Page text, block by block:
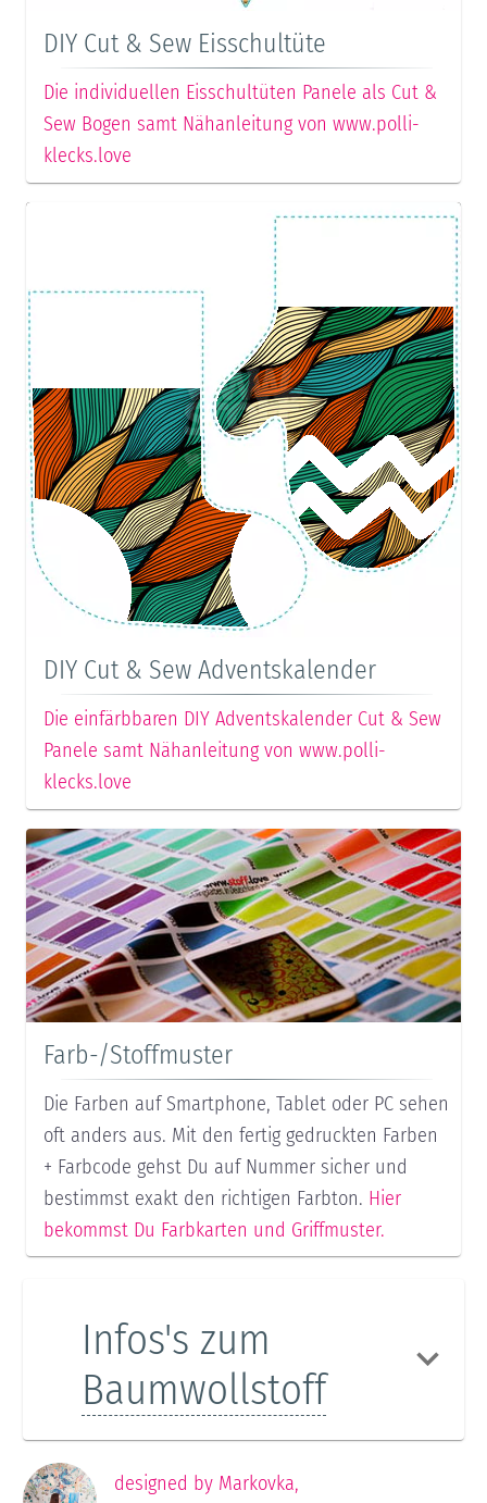
DIY Cut & Sew Eisschultüte
Die individuellen Eisschultüten Panele als Cut &
Sew Bogen samt Nähanleitung von www.polli-
klecks.love
DIY Cut & Sew Adventskalender
Die einfärbbaren DIY Adventskalender Cut & Sew
Panele samt Nähanleitung von www.polli-
klecks.love
Farb-/Stoffmuster
Die Farben auf Smartphone, Tablet oder PC sehen
oft anders aus. Mit den fertig gedruckten Farben
+ Farbcode gehst Du auf Nummer sicher und
bestimmst exakt den richtigen Farbton. Hier
bekommst Du Farbkarten und Griffmuster.
Infos's zum
Baumwollstoff
designed by Markovka,